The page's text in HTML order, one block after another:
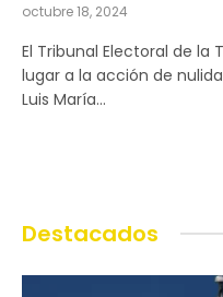
octubre 18, 2024
El Tribunal Electoral de la
lugar a la acción de
Luis María…
Destacados